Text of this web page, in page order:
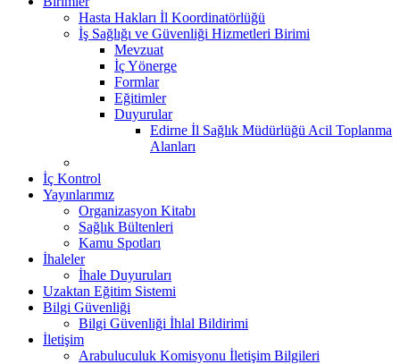
Hasta Hakları İl Koordinatörlüğü
İş Sağlığı ve Güvenliği Hizmetleri Birimi
Mevzuat
İç Yönerge
Formlar
Eğitimler
Duyurular
Edirne İl Sağlık Müdürlüğü Acil Toplanma
Alanları
İç Kontrol
Yayınlarımız
Organizasyon Kitabı
Sağlık Bültenleri
Kamu Spotları
İhaleler
İhale Duyuruları
Uzaktan Eğitim Sistemi
Bilgi Güvenliği
Bilgi Güvenliği İhlal Bildirimi
İletişim
Arabuluculuk Komisyonu İletişim Bilgileri